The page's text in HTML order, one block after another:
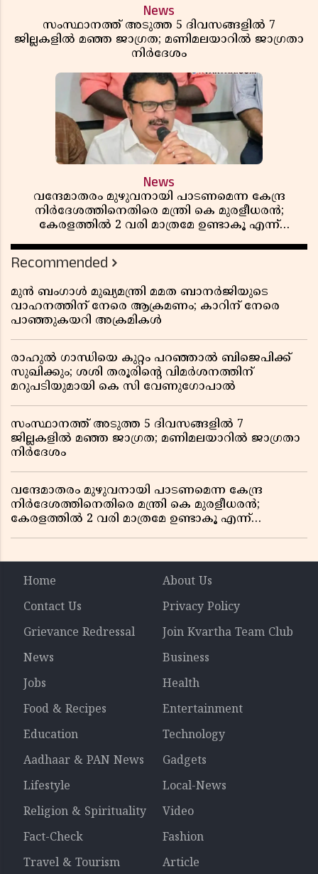
News
സംസ്ഥാനത്ത് അടുത്ത 5 ദിവസങ്ങളിൽ 7
ജില്ലകളിൽ മഞ്ഞ ജാഗ്രത; മണിമലയാറിൽ ജാഗ്രതാ
നിർദേശം
News
വന്ദേമാതരം മുഴുവനായി പാടണമെന്ന കേന്ദ്ര
നിർദേശത്തിനെതിരെ മന്ത്രി കെ മുരളീധരൻ;
കേരളത്തിൽ 2 വരി മാത്രമേ ഉണ്ടാകൂ എന്ന്
Recommended
മുൻ ബംഗാൾ മുഖ്യമന്ത്രി മമത ബാനർജിയുടെ
വാഹനത്തിന് നേരെ ആക്രമണം; കാറിന് നേരെ
പാഞ്ഞുകയറി അക്രമികൾ
രാഹുൽ ഗാന്ധിയെ കുറ്റം പറഞ്ഞാൽ ബിജെപിക്ക്
സുഖിക്കും; ശശി തരൂരിന്റെ വിമർശനത്തിന്
മറുപടിയുമായി കെ സി വേണുഗോപാൽ
സംസ്ഥാനത്ത് അടുത്ത 5 ദിവസങ്ങളിൽ 7
ജില്ലകളിൽ മഞ്ഞ ജാഗ്രത; മണിമലയാറിൽ ജാഗ്രതാ
നിർദേശം
വന്ദേമാതരം മുഴുവനായി പാടണമെന്ന കേന്ദ്ര
നിർദേശത്തിനെതിരെ മന്ത്രി കെ മുരളീധരൻ;
കേരളത്തിൽ 2 വരി മാത്രമേ ഉണ്ടാകൂ എന്ന്
Home
About Us
Contact Us
Privacy Policy
Grievance Redressal
Join Kvartha Team Club
News
Business
Jobs
Health
Food & Recipes
Entertainment
Education
Technology
Aadhaar & PAN News
Gadgets
Lifestyle
Local-News
Religion & Spirituality
Video
Fact-Check
Fashion
Travel & Tourism
Article